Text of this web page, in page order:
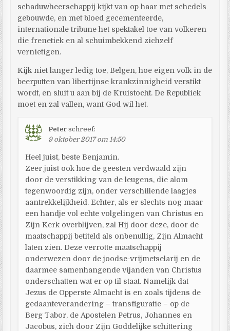
schaduwheerschappij kijkt van op haar met schedels
gebouwde, en met bloed gecementeerde,
internationale tribune het spektakel toe van volkeren
die frenetiek en al schuimbekkend zichzelf
vernietigen.
Kijk niet langer ledig toe, Belgen, hoe eigen volk in de
beerputten van libertijnse krankzinnigheid verstikt
wordt, en sluit u aan bij de Kruistocht. De Republiek
moet en zal vallen, want God wil het.
Peter schreef:
9 oktober 2017 om 14:50
Heel juist, beste Benjamin.
Zeer juist ook hoe de geesten verdwaald zijn
door de verstikking van de leugens, die alom
tegenwoordig zijn, onder verschillende laagjes
aantrekkelijkheid. Echter, als er slechts nog maar
een handje vol echte volgelingen van Christus en
Zijn Kerk overblijven, zal Hij door deze, door de
maatschappij betiteld als onbenullig, Zijn Almacht
laten zien. Deze verrotte maatschappij
onderwezen door de joodse-vrijmetselarij en de
daarmee samenhangende vijanden van Christus
onderschatten wat er op til staat. Namelijk dat
Jezus de Opperste Almacht is en zoals tijdens de
gedaanteverandering – transfiguratie – op de
Berg Tabor, de Apostelen Petrus, Johannes en
Jacobus, zich door Zijn Goddelijke schittering